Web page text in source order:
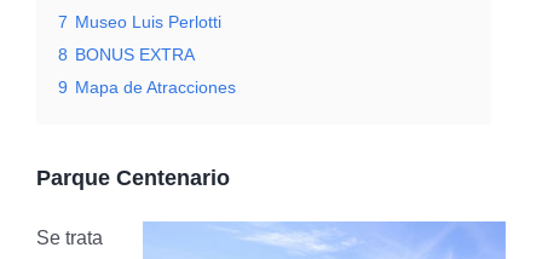
7 Museo Luis Perlotti
8 BONUS EXTRA
9 Mapa de Atracciones
Parque Centenario
Se trata